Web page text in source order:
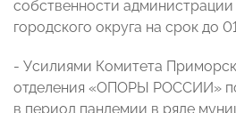
собственности
городского округа на срок до
- Усилиями Комитета
отделения «ОПОРЫ РОССИИ»
в период пандемии в ряде